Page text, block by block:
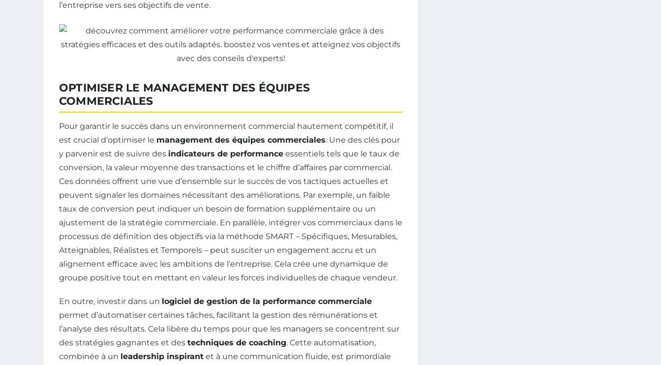
l’entreprise vers ses objectifs de vente.
OPTIMISER LE MANAGEMENT DES ÉQUIPES
COMMERCIALES
Pour garantir le succès dans un environnement commercial hautement compétitif, il
est crucial d’optimiser le management des équipes commerciales. Une des clés pour
y parvenir est de suivre des indicateurs de performance essentiels tels que le taux de
conversion, la valeur moyenne des transactions et le chiffre d’affaires par commercial.
Ces données offrent une vue d’ensemble sur le succès de vos tactiques actuelles et
peuvent signaler les domaines nécessitant des améliorations. Par exemple, un faible
taux de conversion peut indiquer un besoin de formation supplémentaire ou un
ajustement de la stratégie commerciale. En parallèle, intégrer vos commerciaux dans le
processus de définition des objectifs via la méthode SMART – Spécifiques, Mesurables,
Atteignables, Réalistes et Temporels – peut susciter un engagement accru et un
alignement efficace avec les ambitions de l’entreprise. Cela crée une dynamique de
groupe positive tout en mettant en valeur les forces individuelles de chaque vendeur.
En outre, investir dans un logiciel de gestion de la performance commerciale
permet d’automatiser certaines tâches, facilitant la gestion des rémunérations et
l’analyse des résultats. Cela libère du temps pour que les managers se concentrent sur
des stratégies gagnantes et des techniques de coaching. Cette automatisation,
combinée à un leadership inspirant et à une communication fluide, est primordiale